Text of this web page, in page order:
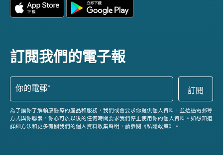
訂閱我們的電子報
為了讓你了解領康醫療的產品和服務，我們或會要求你提供個人資料，並透過電郵等
方式與你聯繫。你亦可於以後的任何時間要求我們停止使用你的個人資料。如想知道
詳細方法和更多有關我們的個人資料收集聲明，請參閱《私隱政策》。